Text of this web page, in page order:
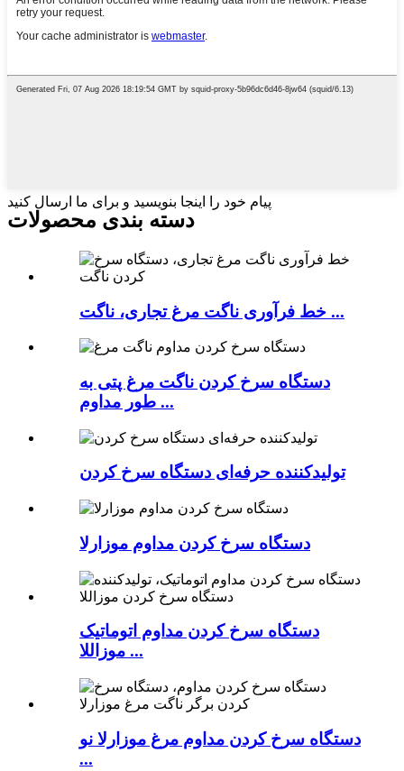
پیام خود را اینجا بنویسید و برای ما ارسال کنید
دسته بندی محصولات
خط فرآوری ناگت مرغ تجاری، ناگت ...
دستگاه سرخ کردن ناگت مرغ پتی به
طور مداوم ...
تولیدکننده حرفه‌ای دستگاه سرخ کردن
دستگاه سرخ کردن مداوم موزارلا
دستگاه سرخ کردن مداوم اتوماتیک
موزاللا ...
دستگاه سرخ کردن مداوم مرغ موزارلا نو
...